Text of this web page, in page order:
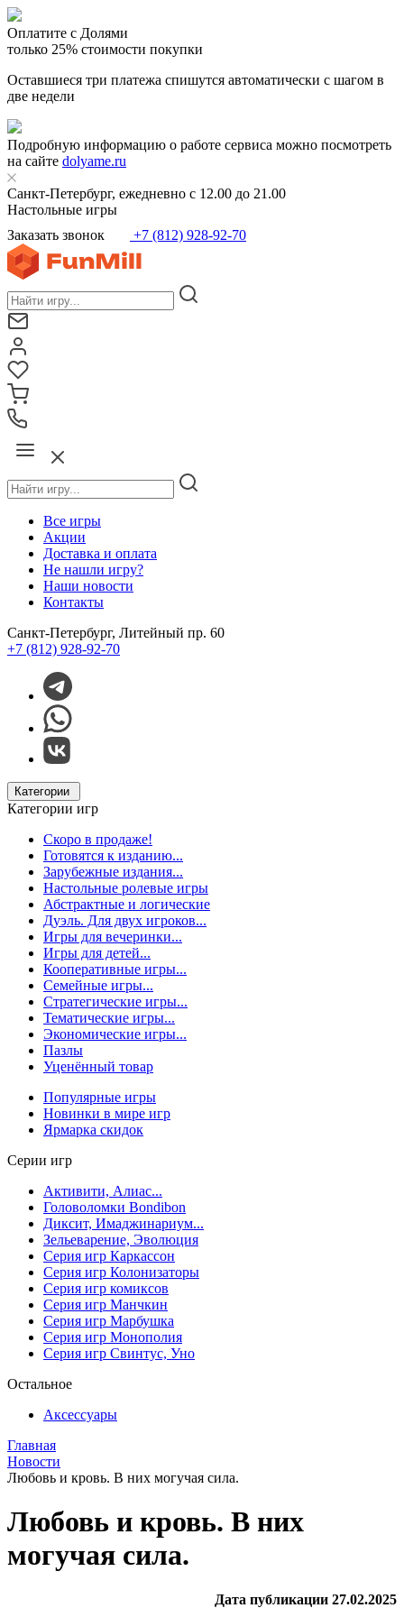
Оплатите с Долями
только 25% стоимости покупки
Оставшиеся три платежа спишутся автоматически с шагом в
две недели
Подробную информацию о работе сервиса можно посмотреть
на сайте dolyame.ru
Санкт-Петербург, ежедневно с 12.00 до 21.00
Настольные игры
Заказать звонок
+7 (812) 928-92-70
Все игры
Акции
Доставка и оплата
Не нашли игру?
Наши новости
Контакты
Санкт-Петербург, Литейный пр. 60
+7 (812) 928-92-70
Категории
Категории игр
Скоро в продаже!
Готовятся к изданию...
Зарубежные издания...
Настольные ролевые игры
Абстрактные и логические
Дуэль. Для двух игроков...
Игры для вечеринки...
Игры для детей...
Кооперативные игры...
Семейные игры...
Стратегические игры...
Тематические игры...
Экономические игры...
Пазлы
Уценённый товар
Популярные игры
Новинки в мире игр
Ярмарка скидок
Серии игр
Активити, Алиас...
Головоломки Bondibon
Диксит, Имаджинариум...
Зельеварение, Эволюция
Серия игр Каркассон
Серия игр Колонизаторы
Серия игр комиксов
Серия игр Манчкин
Серия игр Марбушка
Серия игр Монополия
Серия игр Свинтус, Уно
Остальное
Аксессуары
Главная
Новости
Любовь и кровь. В них могучая сила.
Любовь и кровь. В них
могучая сила.
Дата публикации 27.02.2025